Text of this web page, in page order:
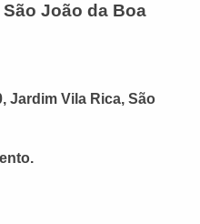
João da Boa
Jardim Vila Rica, São